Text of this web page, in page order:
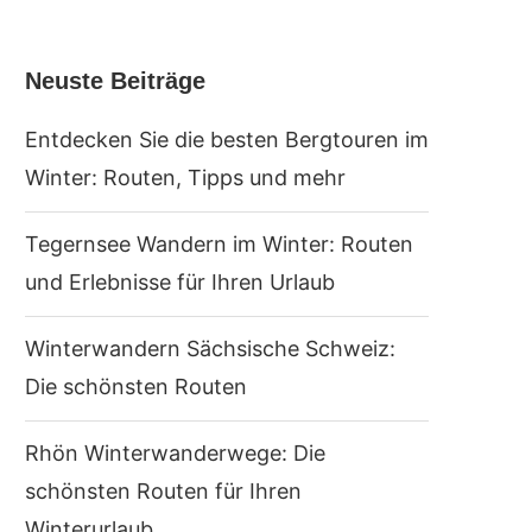
Neuste Beiträge
Entdecken Sie die besten Bergtouren im
Winter: Routen, Tipps und mehr
Tegernsee Wandern im Winter: Routen
und Erlebnisse für Ihren Urlaub
Winterwandern Sächsische Schweiz:
Die schönsten Routen
Rhön Winterwanderwege: Die
schönsten Routen für Ihren